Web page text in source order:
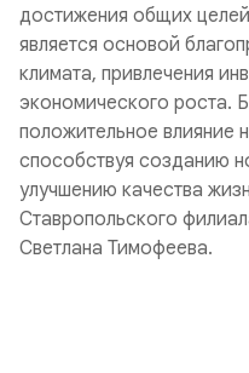
достижения общих
является основой
климата, привлечения
экономического роста.
положительное влияние
способствуя созданию
улучшению качества
Ставропольского
Светлана Тимофеева.